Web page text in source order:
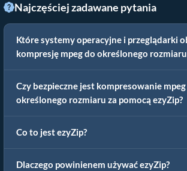
Najczęściej zadawane pytania
Które systemy operacyjne i przeglądarki
kompresję mpeg do określonego
Czy bezpieczne jest kompresowanie
określonego rozmiaru za pomocą ezyZip?
Co to jest ezyZip?
Dlaczego powinienem używać ezyZip?